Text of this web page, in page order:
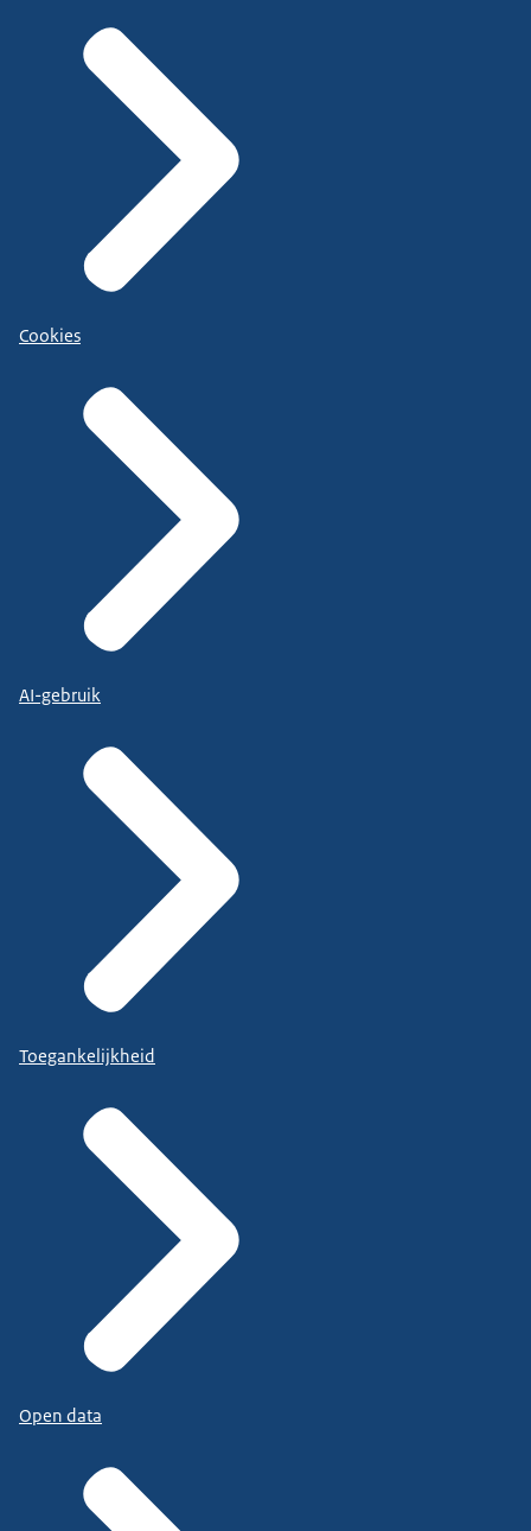
Cookies
AI-gebruik
Toegankelijkheid
Open data